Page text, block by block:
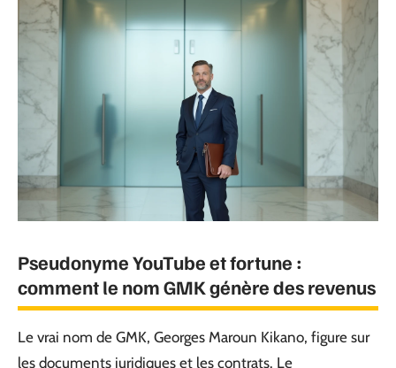
Pseudonyme YouTube et fortune :
comment le nom GMK génère des revenus
Le vrai nom de GMK, Georges Maroun Kikano, figure sur
les documents juridiques et les contrats. Le